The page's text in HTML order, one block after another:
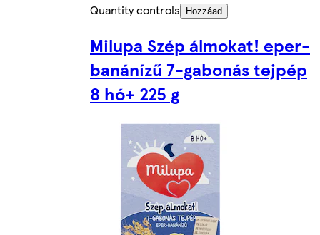
Quantity controls
Hozzáad
Milupa Szép álmokat! eper-
banánízű 7-gabonás tejpép
8 hó+ 225 g